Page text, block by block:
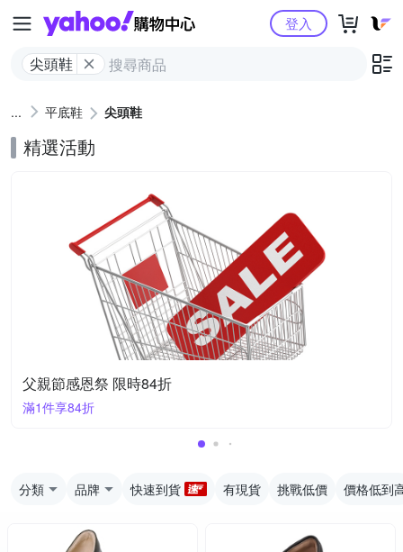
Yahoo購物中心
尖頭鞋
登入
平底鞋 尖頭鞋
精選活動
父親節感恩祭 限時84折
滿1件享84折
分類 品牌 快速到貨 有現貨 挑戰低價 價格低到